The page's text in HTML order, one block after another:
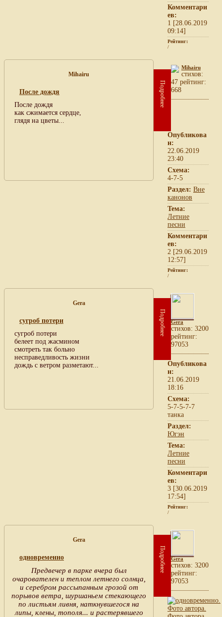
Комментари
ев:
1 [28.06.2019
09:14]
Рейтинг:
/
Mihairu
После дождя
После дождя
как сжимается сердце,
глядя на цветы...
Подробнее
Mihairu
cтихов:
47 рейтинг:
668
Опубликова
н:
22.06.2019
23:40
Схема:
4-7-5
Раздел: Вне
канонов
Тема:
Летние
песни
Комментари
ев:
2 [29.06.2019
12:57]
Рейтинг:
/
Gera
сугроб потери
сугроб потери
белеет под жасмином
смотреть так больно
несправедливость жизни
дождь с ветром разметают...
Подробнее Gera
cтихов: 3200
рейтинг:
97053
Опубликова
н:
21.06.2019
18:16
Схема:
5-7-5-7-7
танка
Раздел:
Югэн
Тема:
Летние
песни
Комментари
ев:
3 [30.06.2019
17:54]
Рейтинг:
/
Gera
одновременно
Предвечер в парке вчера был
очарователен и теплом летнего солнца,
и серебром рассыпанным грозой от
порывов ветра, шуршаньем стекающего
по листьям ливня, наткнувшегося на
липы, клены, тополя... и растерявшего
Подробнее Gera
cтихов: 3200
рейтинг:
97053